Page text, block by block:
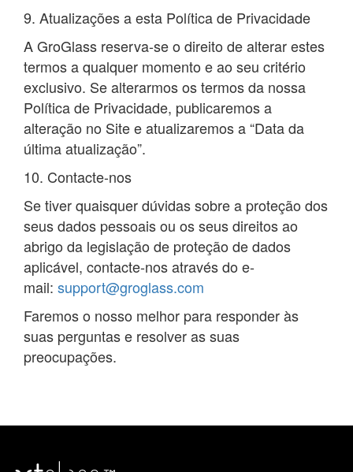
9. Atualizações a esta Política de Privacidade
A GroGlass reserva-se o direito de alterar estes
termos a qualquer momento e ao seu critério
exclusivo. Se alterarmos os termos da nossa
Política de Privacidade, publicaremos a
alteração no Site e atualizaremos a “Data da
última atualização”.
10. Contacte-nos
Se tiver quaisquer dúvidas sobre a proteção dos
seus dados pessoais ou os seus direitos ao
abrigo da legislação de proteção de dados
aplicável, contacte-nos através do e-
mail: support@groglass.com
Faremos o nosso melhor para responder às
suas perguntas e resolver as suas
preocupações.